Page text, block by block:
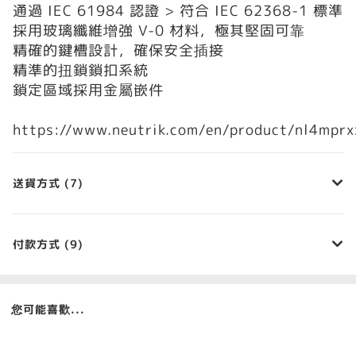
通過 IEC 61984 認證 > 符合 IEC 62368-1 標準
採用玻璃纖維增強 V-0 材料，極其堅固可靠
精確的鍵槽設計，確保安全插接
精準的扭鎖鎖扣系統
鎖定區域採用金屬嵌件
https://www.neutrik.com/en/product/
送貨方式 (7)
付款方式 (9)
您可能喜歡...